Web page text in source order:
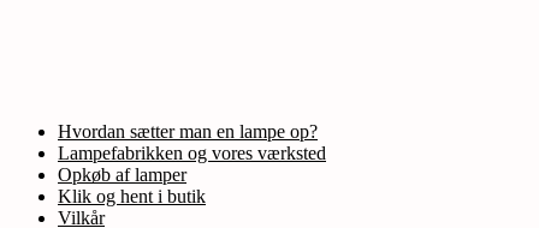
Hvordan sætter man en lampe op?
Lampefabrikken og vores værksted
Opkøb af lamper
Klik og hent i butik
Vilkår